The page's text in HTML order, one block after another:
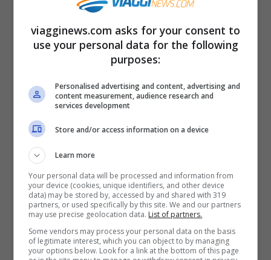
Castelsardo (Markus Braun, Wikipedia, pubblico dominio)
Tra le bellezze architettoniche della
Sardegna, una menzione a parte merita la
visita ai borghi storici.Castelsardo, sulla
viagginews.com asks for your consent to
use your personal data for the following
purposes:
Personalised advertising and content, advertising and
content measurement, audience research and
services development
Store and/or access information on a device
Learn more
Your personal data will be processed and information from
your device (cookies, unique identifiers, and other device
data) may be stored by, accessed by and shared with 319
partners, or used specifically by this site. We and our partners
may use precise geolocation data. List of partners.
Some vendors may process your personal data on the basis
of legitimate interest, which you can object to by managing
your options below. Look for a link at the bottom of this page